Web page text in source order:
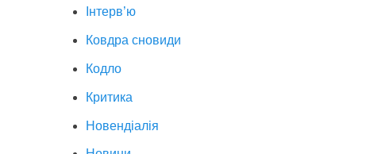
Інтерв’ю
Ковдра сновиди
Кодло
Критика
Новендіалія